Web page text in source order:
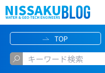
TOP